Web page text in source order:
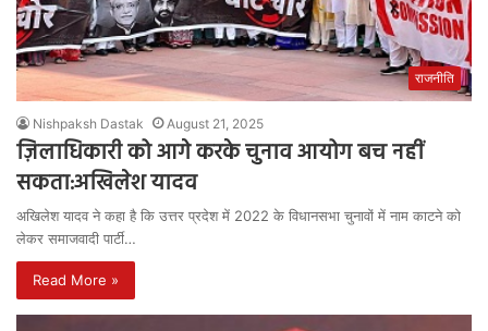
राजनीति
Nishpaksh Dastak August 21, 2025
ज़िलाधिकारी को आगे करके चुनाव आयोग बच नहीं
सकता:अखिलेश यादव
अखिलेश यादव ने कहा है कि उत्तर प्रदेश में 2022 के विधानसभा चुनावों में नाम काटने को
लेकर समाजवादी पार्टी…
Read More »